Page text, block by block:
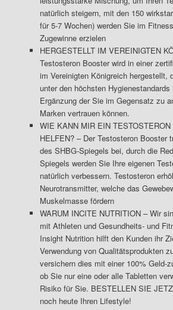
natürlich steigern, mit den 150
für 5-7 Wochen) werden Sie im
Zugewinne erzielen
HERGESTELLT IM VEREINIGTEN
Testosteron Booster wird in einer
im Vereinigten Königreich hergestellt,
unter den höchsten
Ergänzung der Sie im Gegensatz zu
Marken vertrauen können.
WIE KANN MIR EIN
HELFEN? – Der Testosteron Booster
des SHBG-Spiegels bei, durch die
Spiegels werden Sie Ihre eigenen
natürlich verbessern. Testosteron
Neurotransmitter, welche das
Muskelmasse fördern
WARUM INCITE NUTRITION – Wir
mit Athleten und Gesundheits- und
Insight Nutrition hilft den Kunden ihr
Verwendung von Qualitätsprodukten
versichern dies mit einer 100% Geld-
ob Sie nur eine oder alle Tabletten
Risiko für Sie. BESTELLEN SIE
noch heute Ihren Lifestyle!